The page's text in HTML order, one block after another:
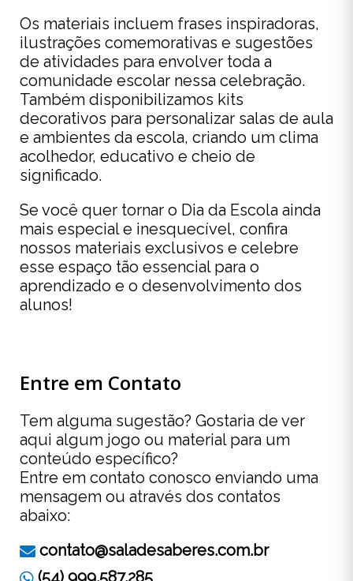
Os materiais incluem frases inspiradoras,
ilustrações comemorativas e sugestões
de atividades para envolver toda a
comunidade escolar nessa celebração.
Também disponibilizamos kits
decorativos para personalizar salas de aula
e ambientes da escola, criando um clima
acolhedor, educativo e cheio de
significado.
Se você quer tornar o Dia da Escola ainda
mais especial e inesquecível, confira
nossos materiais exclusivos e celebre
esse espaço tão essencial para o
aprendizado e o desenvolvimento dos
alunos!
Entre em Contato
Tem alguma sugestão? Gostaria de ver
aqui algum jogo ou material para um
conteúdo específico?
Entre em contato conosco enviando uma
mensagem ou através dos contatos
abaixo:
contato@saladesaberes.com.br